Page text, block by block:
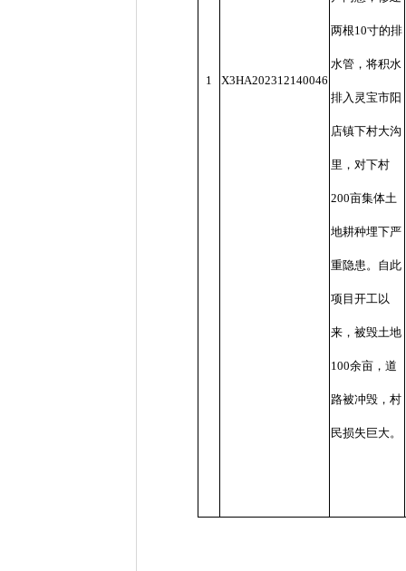
1 X3HA202312140046
两根10寸的排
水管，将积水
排入灵宝市阳
店镇下村大沟
里，对下村
200亩集体土
地耕种埋下严
重隐患。自此
项目开工以
来，被毁土地
100余亩，道
路被冲毁，村
民损失巨大。